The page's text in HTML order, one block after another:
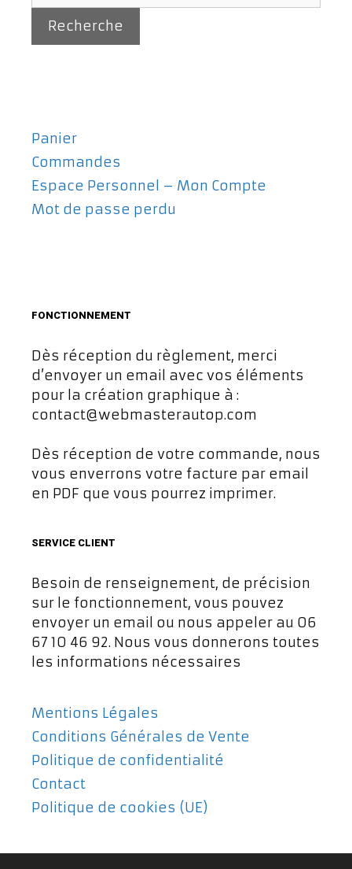
Recherche
Panier
Commandes
Espace Personnel – Mon Compte
Mot de passe perdu
FONCTIONNEMENT
Dès réception du règlement, merci
d’envoyer un email avec vos éléments
pour la création graphique à :
contact@webmasterautop.com
Dès réception de votre commande, nous
vous enverrons votre facture par email
en PDF que vous pourrez imprimer.
SERVICE CLIENT
Besoin de renseignement, de précision
sur le fonctionnement, vous pouvez
envoyer un email ou nous appeler au 06
67 10 46 92. Nous vous donnerons toutes
les informations nécessaires
Mentions Légales
Conditions Générales de Vente
Politique de confidentialité
Contact
Politique de cookies (UE)